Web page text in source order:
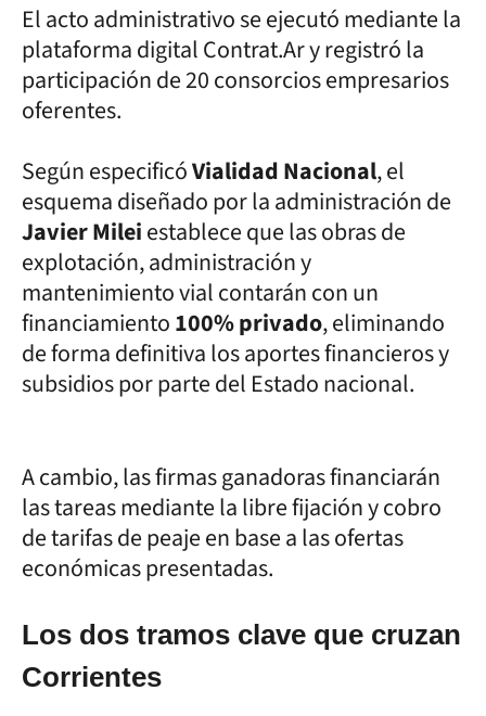
El acto administrativo se ejecutó mediante la
plataforma digital Contrat.Ar y registró la
participación de 20 consorcios empresarios
oferentes.
Según especificóVialidad Nacional, el
esquema diseñado por la administración de
Javier Mileiestablece que las obras de
explotación, administración y
mantenimiento vial contarán con un
financiamiento100% privado, eliminando
de forma definitiva los aportes financieros y
subsidios por parte del Estado nacional.
A cambio, las firmas ganadoras financiarán
las tareas mediante la libre fijación y cobro
de tarifas de peaje en base a las ofertas
económicas presentadas.
Los dos tramos clave que cruzan
Corrientes